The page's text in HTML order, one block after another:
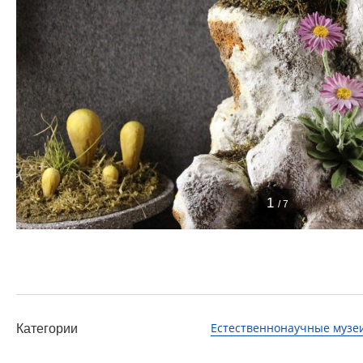
1 / 7
Категории Естественнонаучные